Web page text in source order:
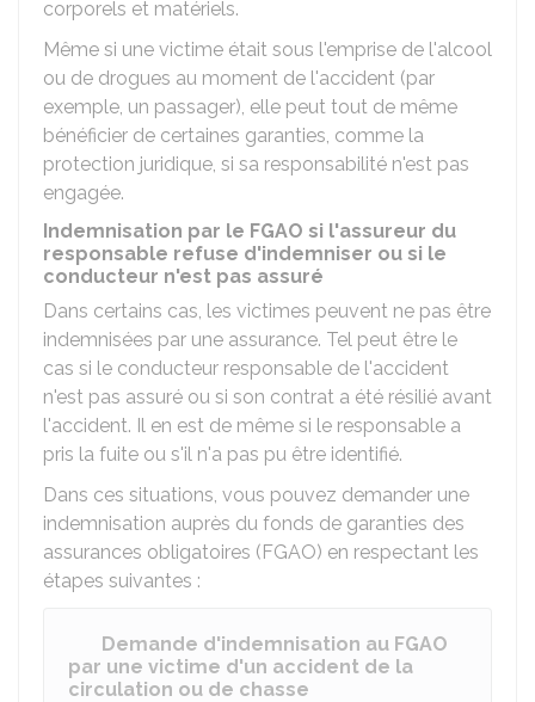
corporels et matériels.
Même si une victime était sous l'emprise de l'alcool
ou de drogues au moment de l'accident (par
exemple, un passager), elle peut tout de même
bénéficier de certaines garanties, comme la
protection juridique, si sa responsabilité n'est pas
engagée.
Indemnisation par le FGAO si l'assureur du
responsable refuse d'indemniser ou si le
conducteur n'est pas assuré
Dans certains cas, les victimes peuvent ne pas être
indemnisées par une assurance. Tel peut être le
cas si le conducteur responsable de l'accident
n'est pas assuré ou si son contrat a été résilié avant
l'accident. Il en est de même si le responsable a
pris la fuite ou s'il n'a pas pu être identifié.
Dans ces situations, vous pouvez demander une
indemnisation auprès du fonds de garanties des
assurances obligatoires (FGAO) en respectant les
étapes suivantes :
Demande d'indemnisation au FGAO
par une victime d'un accident de la
circulation ou de chasse